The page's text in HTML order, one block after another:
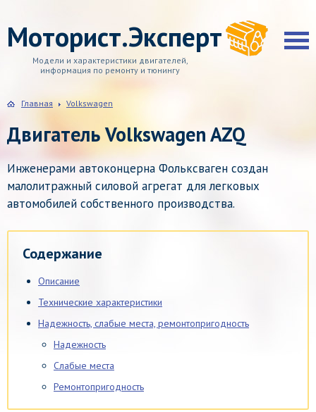
Моторист.Эксперт
Модели и характеристики двигателей,
информация по ремонту и тюнингу
Главная Volkswagen
Двигатель Volkswagen AZQ
Инженерами автоконцерна Фольксваген создан
малолитражный силовой агрегат для легковых
автомобилей собственного производства.
Содержание
Описание
Технические характеристики
Надежность, слабые места, ремонтопригодность
Надежность
Слабые места
Ремонтопригодность